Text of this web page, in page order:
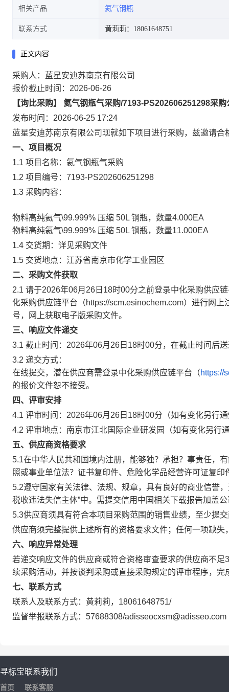
相关产品 氦气钢瓶
联系方式 黄莉莉：18061648751
正文内容
采购人：蓝星安迪苏南京有限公司
报价截止时间：2026-06-26
【询比采购】 氦气钢瓶气采购/7193-PS202606251298采购
发布时间：2026-06-25 17:24
蓝星安迪苏南京有限公司现就如下项目进行采购，兹邀请合
一、项目概况
1.1 项目名称：氦气钢瓶气采购
1.2 项目编号：7193-PS202606251298
1.3 采购内容：
物料高纯氦气\99.999% 压缩 50L 钢瓶，数量4.000EA
物料高纯氦气\99.999% 压缩 50L 钢瓶，数量11.000EA
1.4 交货期：详见采购文件
1.5 交货地点：江苏省南京市化学工业园区
二、采购文件获取
2.1 请于2026年06月26日18时00分之前登录中化采购供应
化采购供应链平台（https://scm.esinochem.com）进行网
号，网上获取电子版采购文件。
三、响应文件递交
3.1 截止时间：2026年06月26日18时00分，在截止时间后
3.2 递交方式：
在线提交，潜在供应商需登录中化采购供应链平台（https://
的报价文件恕不接受。
四、评审安排
4.1 评审时间：2026年06月26日18时00分（如有变化另行
4.2 评审地点：南京市江北国际企业研发园（如有变化另行
五、供应商资格要求
5.1在中华人民共和国境内注册，能够独？承担？事责任，
照或事业单位法？证书复印件、危险化学品经营许可证复
5.2遵守国家有关法律、法规、规章，具有良好的商业信誉
税收违法失信主体”中。需提交信用中国相关下载报告加盖
5.3供应商须具有符合本项目采购范围的销售业绩，至少提
供应商须完整提供上述所有的资格要求文件；任何一项缺
六、响应异常处理
若递交响应文件的供应商或符合资格审查要求的供应商不
续采购活动，并按谈判采购或直接采购规定的评审程序，完
七、联系方式
联系人及联系方式：黄莉莉，18061648751/
监督举报联系方式：57688308/adisseocxsm@adisseo.com
寻标宝
首页
联系我们
联系客服